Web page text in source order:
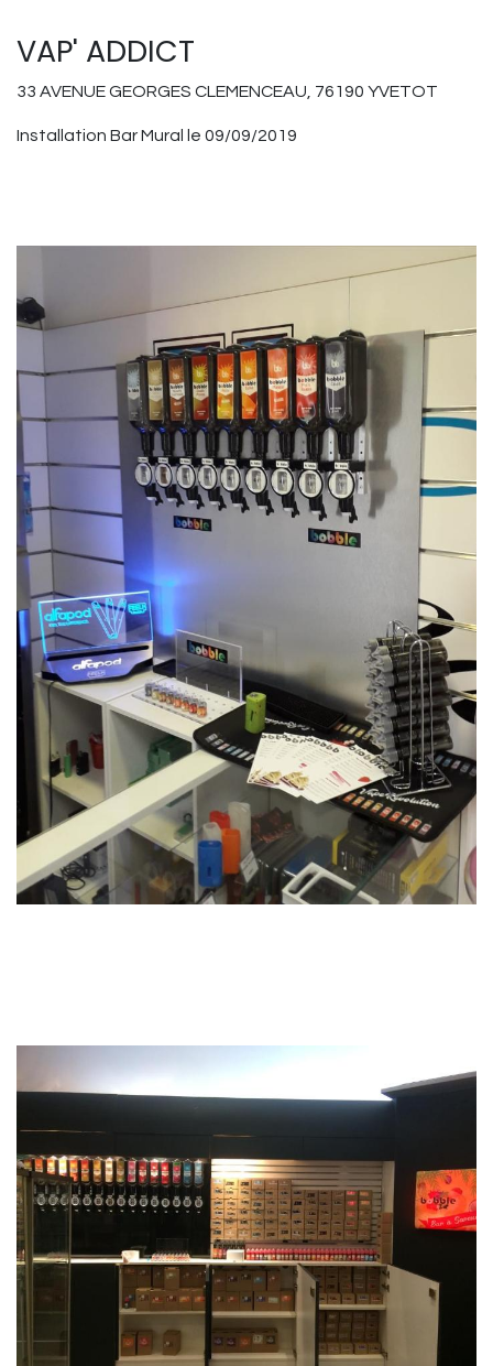
VAP' ADDICT
33 AVENUE GEORGES CLEMENCEAU, 76190 YVETOT
Installation Bar Mural le 09/09/2019